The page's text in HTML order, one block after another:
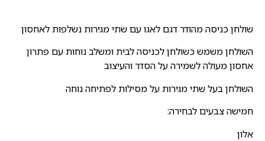
שולחן כניסה מהודר דגם לאגו עם שתי מגירות נשלפות לאחסון
השולחן משמש כשולחן לכניסה לבית ומשלב נוחות עם פתרון
אחסון מעולה לשמירה על הסדר והעיצוב
השולחן בעל שתי מגירות על מסילות לפתיחה נוחה
חמישה צבעים לבחירה:
אלון